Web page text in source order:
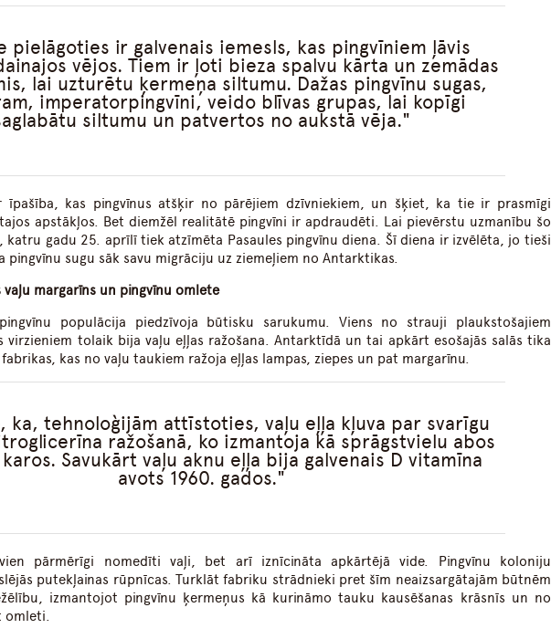
pielāgoties ir galvenais iemesls, kas pingvīniem ļāvis
vējos. Tiem ir ļoti bieza spalvu kārta un zemādas
lai uzturētu ķermeņa siltumu. Dažas pingvīnu sugas,
imperatorpingvīni, veido blīvas grupas, lai kopīgi
siltumu un patvertos no aukstā vēja.
īpašība, kas pingvīnus atšķir no pārējiem dzīvniekiem, un šķiet, ka tie ir prasmīgi
apstākļos. Bet diemžēl realitātē pingvīni ir apdraudēti. Lai pievērstu uzmanību šo
gadu 25. aprīlī tiek atzīmēta Pasaules pingvīnu diena. Šī diena ir izvēlēta, jo tieši
pingvīnu sugu sāk savu migrāciju uz ziemeļiem no Antarktikas.
margarīns un pingvīnu omlete
populācija piedzīvoja būtisku sarukumu. Viens no strauji plaukstošajiem
virzieniem tolaik bija vaļu eļļas ražošana. Antarktīdā un tai apkārt esošajās salās tika
kas no vaļu taukiem ražoja eļļas lampas, ziepes un pat margarīnu.
ka, tehnoloģijām attīstoties, vaļu eļļa kļuva par svarīgu
ražošanā, ko izmantoja kā sprāgstvielu abos
Savukārt vaļu aknu eļļa bija galvenais D vitamīna
avots 1960. gados.
pārmērīgi nomedīti vaļi, bet arī iznīcināta apkārtējā vide. Pingvīnu koloniju
putekļainas rūpnīcas. Turklāt fabriku strādnieki pret šīm neaizsargātajām būtnēm
izmantojot pingvīnu ķermeņus kā kurināmo tauku kausēšanas krāsnīs un no
omleti.